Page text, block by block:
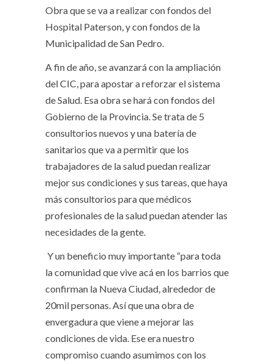
Obra que se va a realizar con fondos del
Hospital Paterson, y con fondos de la
Municipalidad de San Pedro.
A fin de año, se avanzará con la ampliación
del CIC, para apostar a reforzar el sistema
de Salud. Esa obra se hará con fondos del
Gobierno de la Provincia. Se trata de 5
consultorios nuevos y una batería de
sanitarios que va a permitir que los
trabajadores de la salud puedan realizar
mejor sus condiciones y sus tareas, que haya
más consultorios para que médicos
profesionales de la salud puedan atender las
necesidades de la gente.
Y un beneficio muy importante “para toda
la comunidad que vive acá en los barrios que
confirman la Nueva Ciudad, alrededor de
20mil personas. Así que una obra de
envergadura que viene a mejorar las
condiciones de vida. Ese era nuestro
compromiso cuando asumimos con los